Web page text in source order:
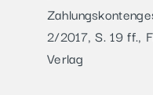
2/2017, S. 19 ff.,
Verlag